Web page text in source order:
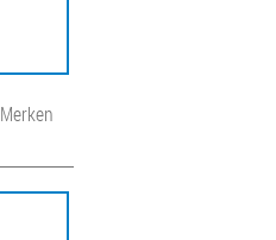
Merken